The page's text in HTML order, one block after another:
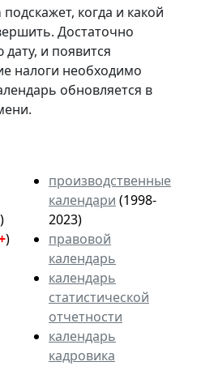
подскажет, когда и какой
Достаточно
и появится
налоги необходимо
обновляется в
)
)
производственные
календари (1998-
2023)
правовой
календарь
календарь
статистической
отчетности
календарь
кадровика